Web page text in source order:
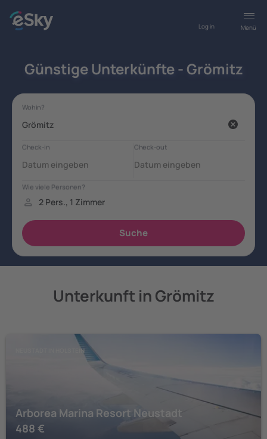
Menü
Log in
Günstige Unterkünfte - Grömitz
Unterkunft in Grömitz
NEUSTADT IN HOLSTEIN
Arborea Marina Resort Neustadt
488 €